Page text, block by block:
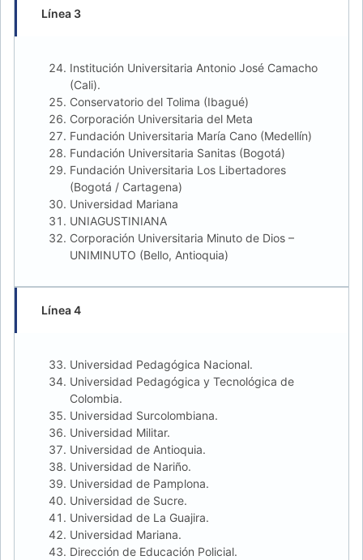
Línea 3
Institución Universitaria Antonio José Camacho
(Cali).
Conservatorio del Tolima (Ibagué)
Corporación Universitaria del Meta
Fundación Universitaria María Cano (Medellín)
Fundación Universitaria Sanitas (Bogotá)
Fundación Universitaria Los Libertadores
(Bogotá / Cartagena)
Universidad Mariana
UNIAGUSTINIANA
Corporación Universitaria Minuto de Dios –
UNIMINUTO (Bello, Antioquia)
Línea 4
Universidad Pedagógica Nacional.
Universidad Pedagógica y Tecnológica de
Colombia.
Universidad Surcolombiana.
Universidad Militar.
Universidad de Antioquia.
Universidad de Nariño.
Universidad de Pamplona.
Universidad de Sucre.
Universidad de La Guajira.
Universidad Mariana.
Dirección de Educación Policial.